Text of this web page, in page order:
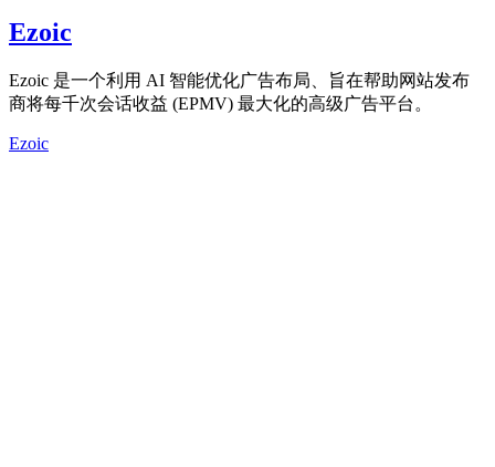
Ezoic
Ezoic 是一个利用 AI 智能优化广告布局、旨在帮助网站发布
商将每千次会话收益 (EPMV) 最大化的高级广告平台。
Ezoic